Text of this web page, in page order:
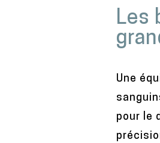
i
n
o
n
t
e
Les
Une
pour le